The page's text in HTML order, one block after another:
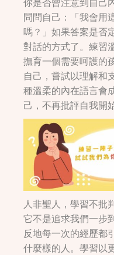
你是否曾注意到自己
問問自己：「我會用
嗎？」如果答案是否
對話的方式了。練習
撫育一個需要呵護的
自己，嘗試以理解和
種溫柔的內在語言會
己，不再批評自我開
人非聖人，學習不批
它不是追求我們一步
反地每一次的經歷都
什麼樣的人。學習以